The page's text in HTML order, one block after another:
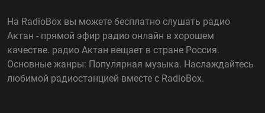
На RadioBox вы можете бесплатно слушать радио
Актан - прямой эфир радио онлайн в хорошем
качестве. радио Актан вещает в стране Россия.
Основные жанры: Популярная музыка. Наслаждайтесь
любимой радиостанцией вместе с RadioBox.